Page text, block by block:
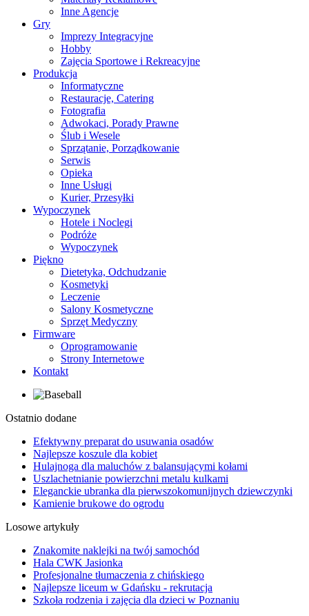
Inne Agencje
Gry
Imprezy Integracyjne
Hobby
Zajęcia Sportowe i Rekreacyjne
Produkcja
Informatyczne
Restauracje, Catering
Fotografia
Adwokaci, Porady Prawne
Ślub i Wesele
Sprzątanie, Porządkowanie
Serwis
Opieka
Inne Usługi
Kurier, Przesyłki
Wypoczynek
Hotele i Noclegi
Podróże
Wypoczynek
Piękno
Dietetyka, Odchudzanie
Kosmetyki
Leczenie
Salony Kosmetyczne
Sprzęt Medyczny
Firmware
Oprogramowanie
Strony Internetowe
Kontakt
Ostatnio dodane
Efektywny preparat do usuwania osadów
Najlepsze koszule dla kobiet
Hulajnoga dla maluchów z balansującymi kołami
Uszlachetnianie powierzchni metalu kulkami
Eleganckie ubranka dla pierwszokomunijnych dziewczynki
Kamienie brukowe do ogrodu
Losowe artykuły
Znakomite naklejki na twój samochód
Hala CWK Jasionka
Profesjonalne tłumaczenia z chińskiego
Najlepsze liceum w Gdańsku - rekrutacja
Szkoła rodzenia i zajęcia dla dzieci w Poznaniu